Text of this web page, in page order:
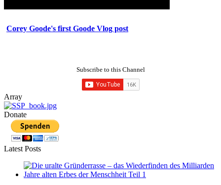
Corey Goode's first Goode Vlog post
Subscribe to this Channel
Array
Donate
Latest Posts